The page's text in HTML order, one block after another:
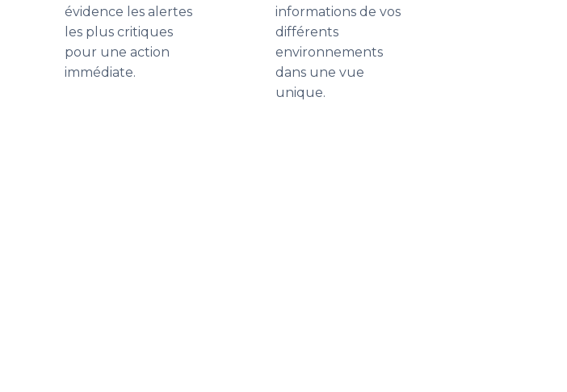
évidence les alertes
les plus critiques
pour une action
immédiate.
informations de vos
différents
environnements
dans une vue
unique.